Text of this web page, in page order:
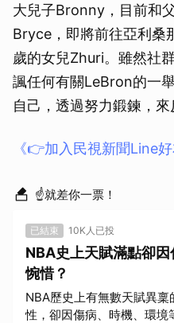
大兒子Bronny，目前和
Bryce，即將前往亞利桑
歲的女兒Zhuri。雖然社
諷任何有關LeBron的一
自己，透過努力鍛鍊，來
《👉加入民視新聞Line
☝就差你一票！
已結束 10K人已投
NBA史上天賦滿點卻
惋惜？
NBA歷史上有無數天賦異
性，卻因傷病、時機、環境